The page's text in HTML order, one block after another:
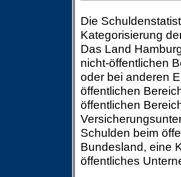
Die
Kategorisierung
Das Land
nicht-öffentlichen
oder bei anderen
öffentlichen
öffentlichen
Schulden beim
Bundesland, eine
öffentliches